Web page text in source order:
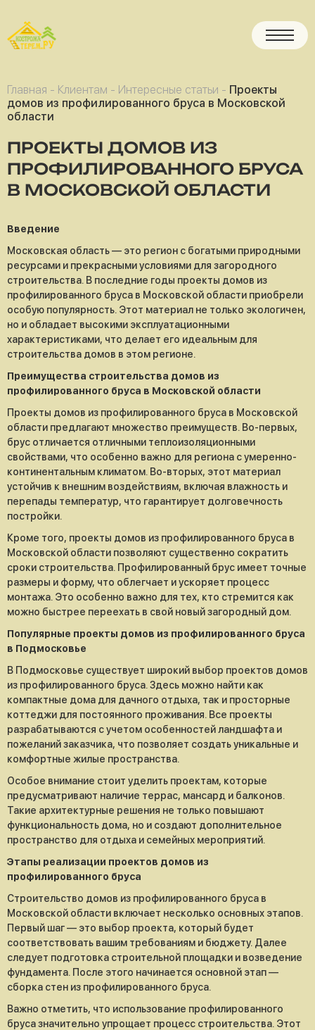
Главная - Клиентам - Интересные статьи - Проекты
домов из профилированного бруса в Московской
области
ПРОЕКТЫ ДОМОВ ИЗ
ПРОФИЛИРОВАННОГО БРУСА
В МОСКОВСКОЙ ОБЛАСТИ
Введение
Московская область — это регион с богатыми природными
ресурсами и прекрасными условиями для загородного
строительства. В последние годы проекты домов из
профилированного бруса в Московской области приобрели
особую популярность. Этот материал не только экологичен,
но и обладает высокими эксплуатационными
характеристиками, что делает его идеальным для
строительства домов в этом регионе.
Преимущества строительства домов из
профилированного бруса в Московской области
Проекты домов из профилированного бруса в Московской
области предлагают множество преимуществ. Во-первых,
брус отличается отличными теплоизоляционными
свойствами, что особенно важно для региона с умеренно-
континентальным климатом. Во-вторых, этот материал
устойчив к внешним воздействиям, включая влажность и
перепады температур, что гарантирует долговечность
постройки.
Кроме того, проекты домов из профилированного бруса в
Московской области позволяют существенно сократить
сроки строительства. Профилированный брус имеет точные
размеры и форму, что облегчает и ускоряет процесс
монтажа. Это особенно важно для тех, кто стремится как
можно быстрее переехать в свой новый загородный дом.
Популярные проекты домов из профилированного бруса
в Подмосковье
В Подмосковье существует широкий выбор проектов домов
из профилированного бруса. Здесь можно найти как
компактные дома для дачного отдыха, так и просторные
коттеджи для постоянного проживания. Все проекты
разрабатываются с учетом особенностей ландшафта и
пожеланий заказчика, что позволяет создать уникальные и
комфортные жилые пространства.
Особое внимание стоит уделить проектам, которые
предусматривают наличие террас, мансард и балконов.
Такие архитектурные решения не только повышают
функциональность дома, но и создают дополнительное
пространство для отдыха и семейных мероприятий.
Этапы реализации проектов домов из
профилированного бруса
Строительство домов из профилированного бруса в
Московской области включает несколько основных этапов.
Первый шаг — это выбор проекта, который будет
соответствовать вашим требованиям и бюджету. Далее
следует подготовка строительной площадки и возведение
фундамента. После этого начинается основной этап —
сборка стен из профилированного бруса.
Важно отметить, что использование профилированного
бруса значительно упрощает процесс строительства. Этот